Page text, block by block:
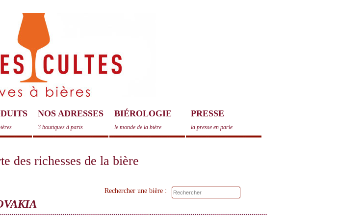
NOS ADRESSES
3 boutiques à paris
BIÉROLOGIE
le monde de la bière
PRESSE
la presse en parle
des richesses de la bière
Rechercher une bière :